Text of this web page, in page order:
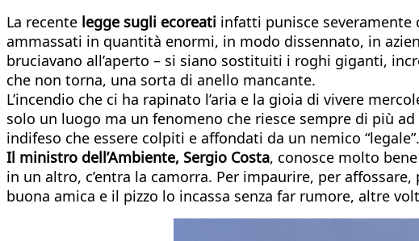
La recente legge sugli ecoreati infatti punisce severamente
ammassati in quantità enormi, in modo dissennato, in
bruciavano all’aperto – si siano sostituiti i roghi giganti,
che non torna, una sorta di anello mancante.
L’incendio che ci ha rapinato l’aria e la gioia di vivere
solo un luogo ma un fenomeno che riesce sempre di più
indifeso che essere colpiti e affondati da un nemico “legale”.
Il ministro dell’Ambiente, Sergio Costa, conosce molto
in un altro, c’entra la camorra. Per impaurire, per
buona amica e il pizzo lo incassa senza far rumore, altre